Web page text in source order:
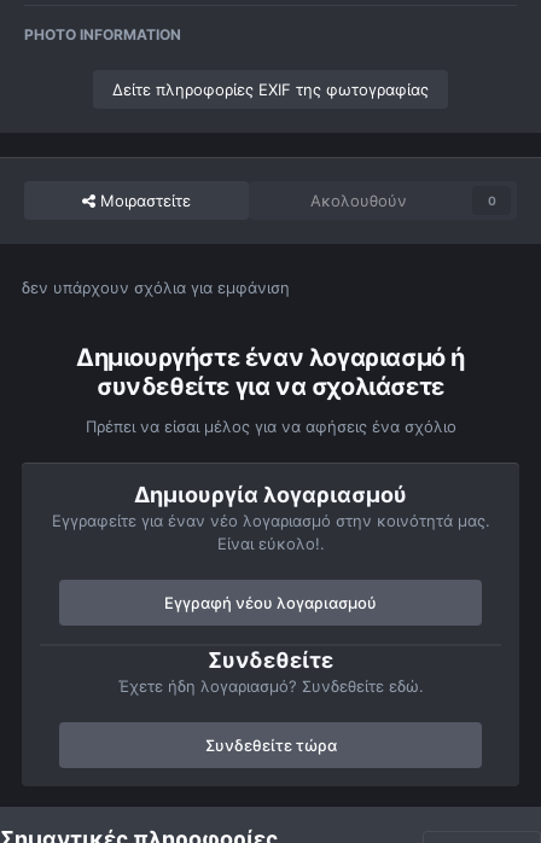
PHOTO INFORMATION
Δείτε πληροφορίες EXIF της φωτογραφίας
Μοιραστείτε Ακολουθούν 0
δεν υπάρχουν σχόλια για εμφάνιση
Δημιουργήστε έναν λογαριασμό ή
συνδεθείτε για να σχολιάσετε
Πρέπει να είσαι μέλος για να αφήσεις ένα σχόλιο
Δημιουργία λογαριασμού
Εγγραφείτε για έναν νέο λογαριασμό στην κοινότητά μας.
Είναι εύκολο!.
Εγγραφή νέου λογαριασμού
Συνδεθείτε
Έχετε ήδη λογαριασμό? Συνδεθείτε εδώ.
Συνδεθείτε τώρα
Αρχή Αστροφωτογραφίες Πλανήτες